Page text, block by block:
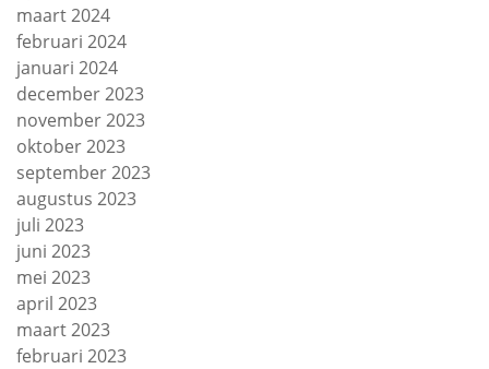
maart 2024
februari 2024
januari 2024
december 2023
november 2023
oktober 2023
september 2023
augustus 2023
juli 2023
juni 2023
mei 2023
april 2023
maart 2023
februari 2023